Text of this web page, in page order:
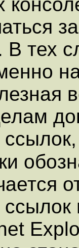
тех